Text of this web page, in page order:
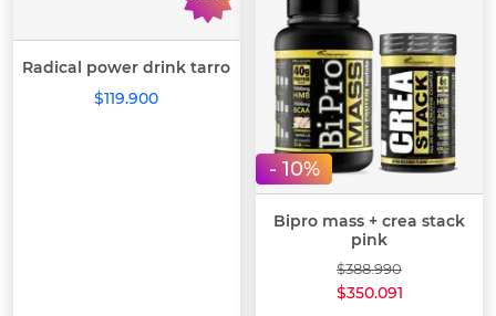
Radical power drink tarro
$119.900
- 10%
Bipro mass + crea stack
pink
$388.990
$350.091